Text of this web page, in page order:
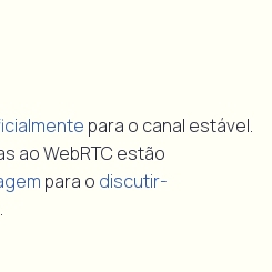
para o canal estável.
ao WebRTC estão
para o discutir-